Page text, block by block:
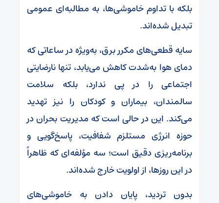
بلکه با تداوم خاموشی‌ها، به مطالبه‌ای عمومی
تبدیل شده‌اند.
سایه قطعی‌های مکرر برق، به‌ویژه در ساعاتی که
دمای هوا به‌شدت کاهش می‌یابد، تنها نارضایتی
اجتماعی را در پی ندارد، بلکه سلامت
سالمندان، بیماران و کودکان را نیز تهدید
می‌کند. این در حالی است که مدیریت بحران در
حوزه انرژی مستلزم شفافیت، پاسخ‌گویی و
برنامه‌ریزی دقیق است؛ سه مؤلفه‌ای که ظاهراً
در این روزها، از اولویت خارج شده‌اند.
بدون تردید، پایان دادن به خاموشی‌های